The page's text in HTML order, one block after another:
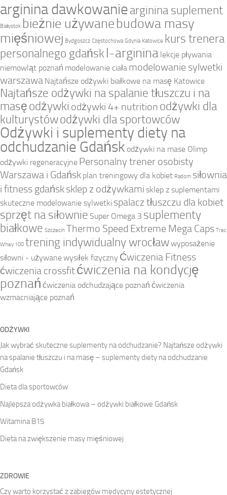
arginina dawkowaniearginina suplement
Białystok bieżnie używanebudowa masy
mięśniowej Bydgoszcz Częstochowa Gdynia Katowice kurs trenera
personalnego gdańsk l-arginina lekcje pływania
niemowląt poznań modelowanie ciała modelowanie sylwetki
warszawa Najtańsze odżywki białkowe na masę Katowice
Najtańsze odżywki na spalanie tłuszczu i na
masęodżywki odżywki 4+ nutrition odżywki dla
kulturystówodżywki dla sportowców
Odżywki i suplementy diety na
odchudzanie Gdańsk odżywki na mase Olimp
odżywki regeneracyjne Personalny trener osobisty
Warszawa i Gdańsk plan treningowy dla kobiet Radom siłownia
i fitness gdańsksklep z odżywkami sklep z suplementami
skuteczne modelowanie sylwetki spalacz tłuszczu dla kobiet
sprzęt na siłownie Super Omega 3 suplementy
białkowe Szczecin Thermo Speed Extreme Mega Caps Trec
Whey 100 trening indywidualny wrocławwyposażenie
siłowni - używanewysiłek fizyczny Ćwiczenia Fitness
ćwiczenia crossfitćwiczenia na kondycję
poznań ćwiczenia odchudzające poznań ćwiczenia
wzmacniające poznań
ODŻYWKI
Jak wybrać skuteczne suplementy na odchudzanie? Najtańsze odżywki
na spalanie tłuszczu i na masę – suplementy diety na odchudzanie
Gdańsk
Dieta dla sportowców
Najlepsza odżywka białkowa – odżywki białkowe Gdańsk
Witamina B15
Dieta na zwiększenie masy mięśniowej
ZDROWIE
Czy warto korzystać z zabiegów medycyny estetycznej